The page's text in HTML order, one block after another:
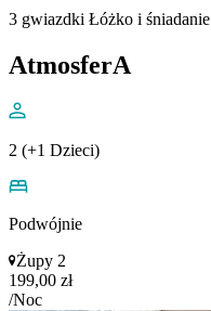
3 gwiazdki Łóżko i śniadanie
AtmosferA
2 (+1 Dzieci)
Podwójnie
Żupy 2
199,00 zł
/Noc